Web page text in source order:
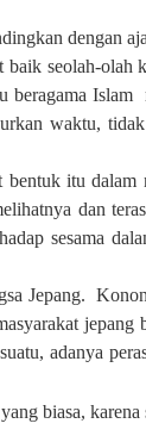
dengan
baik seolah-olah
beragama Islam
waktu,
itu dalam
dan
sesama
Jepang.
jepang
adanya
biasa, karena